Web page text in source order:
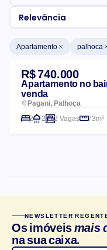
Relevância
Apartamento palhoca
Lista de imóveis
R$ 740.000
Apartamento no
venda
Pagani, Palhoça
2
2 2 Vagas 73m²
Churrasqueira
Elevador
NEWSLETTER
Os imóveismais
na sua caixa.